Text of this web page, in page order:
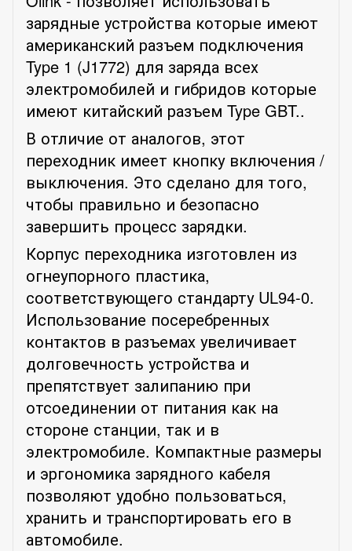
зарядные устройства которые имеют
американский разъем подключения
Type 1 (J1772) для заряда всех
электромобилей и гибридов которые
имеют китайский разъем Type GBT..
В отличие от аналогов, этот
переходник имеет кнопку включения /
выключения. Это сделано для того,
чтобы правильно и безопасно
завершить процесс зарядки.
Корпус переходника изготовлен из
огнеупорного пластика,
соответствующего стандарту UL94-0.
Использование посеребренных
контактов в разъемах увеличивает
долговечность устройства и
препятствует залипанию при
отсоединении от питания как на
стороне станции, так и в
электромобиле. Компактные размеры
и эргономика зарядного кабеля
позволяют удобно пользоваться,
хранить и транспортировать его в
автомобиле.